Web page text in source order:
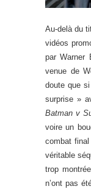
Au-delà du
vidéos
par Warner
venue de
doute que
surprise »
Batman v
voire un
combat
véritable
trop
n’ont pas